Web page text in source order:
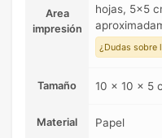
Area
impresión
hojas, 5x5
¿Dudas sobre
Tamaño 10 x 10 x 5
Material Papel